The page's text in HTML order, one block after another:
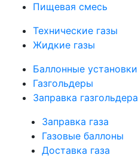
Пищевая смесь
Технические газы
Жидкие газы
Баллонные установки
Газгольдеры
Заправка газгольдера
Заправка газа
Газовые баллоны
Доставка газа